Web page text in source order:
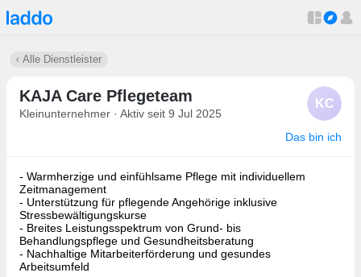
Alle Dienstleister
KAJA Care Pflegeteam
Kleinunternehmer · Aktiv seit 9 Jul 2025
KC
Das bin ich
- Warmherzige und einfühlsame Pflege mit individuellem
Zeitmanagement
- Unterstützung für pflegende Angehörige inklusive
Stressbewältigungskurse
- Breites Leistungsspektrum von Grund- bis
Behandlungspflege und Gesundheitsberatung
- Nachhaltige Mitarbeiterförderung und gesundes
Arbeitsumfeld